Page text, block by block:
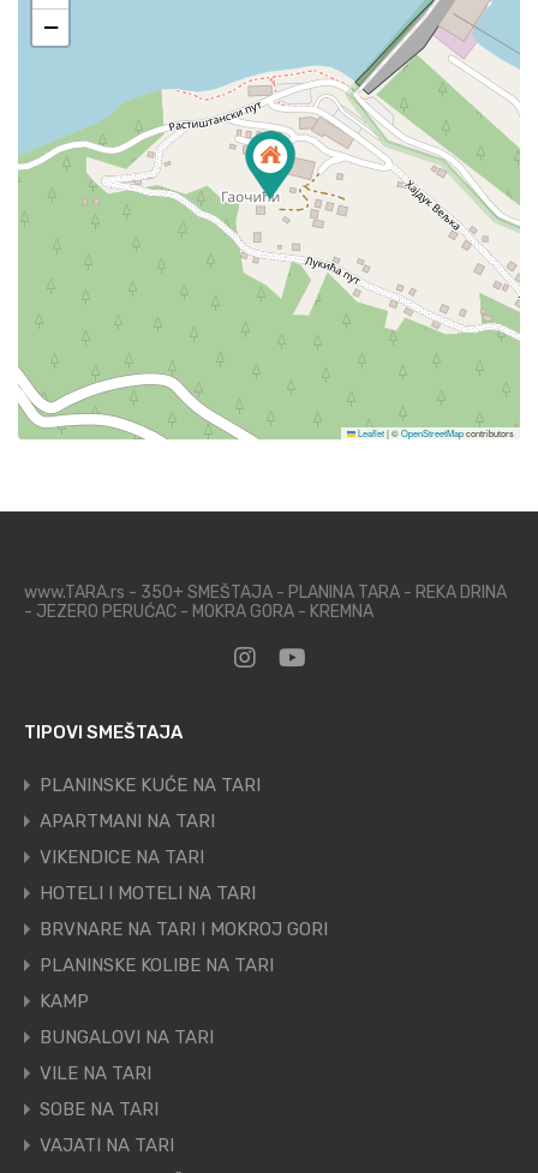
−
Leaflet|©OpenStreetMapcontributors
www.TARA.rs - 350+ SMEŠTAJA - PLANINA TARA - REKA DRINA
- JEZERO PERUĆAC - MOKRA GORA - KREMNA
TIPOVI SMEŠTAJA
PLANINSKE KUĆE NA TARI
APARTMANI NA TARI
VIKENDICE NA TARI
HOTELI I MOTELI NA TARI
BRVNARE NA TARI I MOKROJ GORI
PLANINSKE KOLIBE NA TARI
KAMP
BUNGALOVI NA TARI
VILE NA TARI
SOBE NA TARI
VAJATI NA TARI